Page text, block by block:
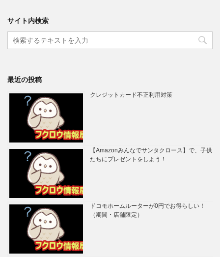
サイト内検索
最近の投稿
クレジットカード不正利用対策
【Amazonみんなでサンタクロース】で、子供
たちにプレゼントをしよう！
ドコモホームルーターが0円でお得らしい！
（期間・店舗限定）